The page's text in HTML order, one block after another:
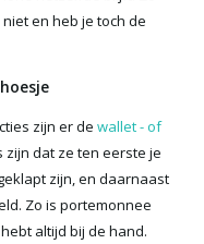
en heb je toch de
zijn er de wallet - of
zijn dat ze ten eerste je
zijn, en daarnaast
Zo is portemonnee
altijd bij de hand.